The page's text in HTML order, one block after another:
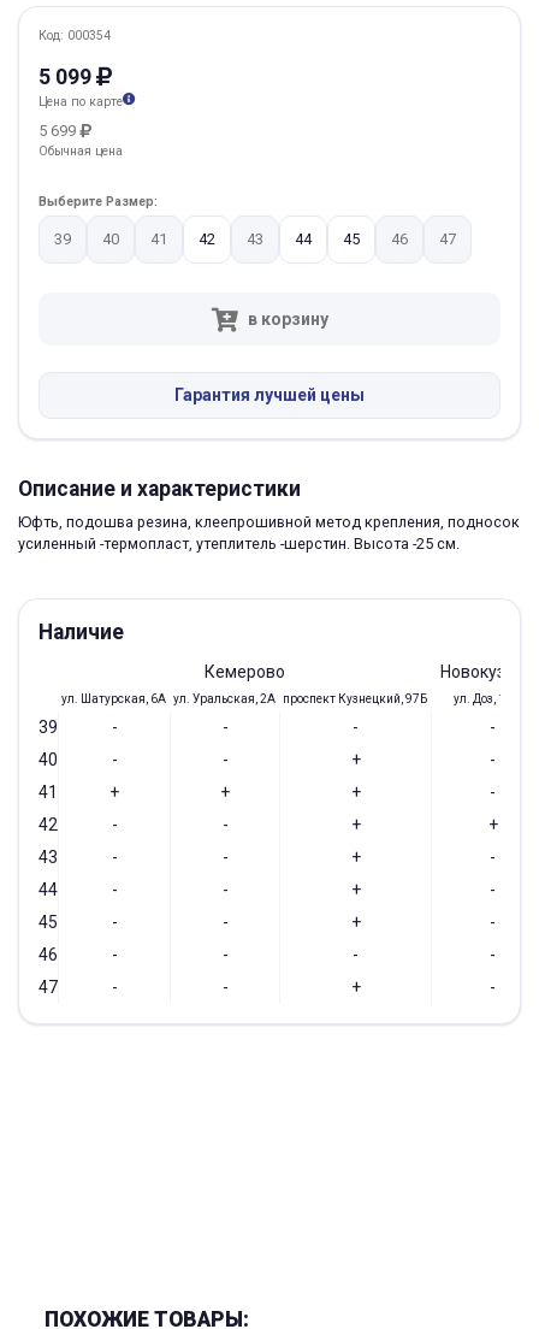
Код: 000354
5 099
Цена по карте
5 699
Обычная цена
Выберите Размер:
39 40 41 42 43 44 45 46 47
в корзину
Гарантия лучшей цены
Описание и характеристики
Юфть, подошва резина, клеепрошивной метод крепления, подносок
усиленный -термопласт, утеплитель -шерстин. Высота -25 см.
Наличие
Кемерово
ул. Шатурская, 6А ул. Уральская, 2А проспект Кузнецкий, 97Б ул. Доз, 19/28
39 - - -
-
40
- - +
-
41
+ + +
-
42
- - +
+
43
- - +
-
44
- - +
-
45
- - +
-
46
- - -
-
47
- - + -
ПОХОЖИЕ ТОВАРЫ: